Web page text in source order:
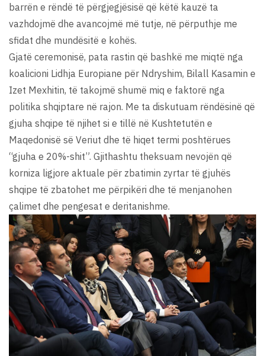
barrën e rëndë të përgjegjësisë që këtë kauzë ta
vazhdojmë dhe avancojmë më tutje, në përputhje me
sfidat dhe mundësitë e kohës.
Gjatë ceremonisë, pata rastin që bashkë me miqtë nga
koalicioni Lidhja Europiane për Ndryshim, Bilall Kasamin e
Izet Mexhitin, të takojmë shumë miq e faktorë nga
politika shqiptare në rajon. Me ta diskutuam rëndësinë që
gjuha shqipe të njihet si e tillë në Kushtetutën e
Maqedonisë së Veriut dhe të hiqet termi poshtërues
“gjuha e 20%-shit”. Gjithashtu theksuam nevojën që
korniza ligjore aktuale për zbatimin zyrtar të gjuhës
shqipe të zbatohet me përpikëri dhe të menjanohen
çalimet dhe pengesat e deritanishme.